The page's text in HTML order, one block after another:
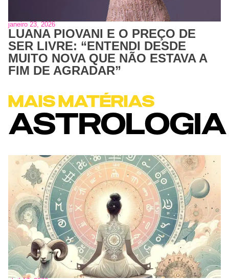
janeiro 23, 2026
LUANA PIOVANI E O PREÇO DE
SER LIVRE: “ENTENDI DESDE
MUITO NOVA QUE NÃO ESTAVA A
FIM DE AGRADAR”
MAIS MATÉRIAS
ASTROLOGIA